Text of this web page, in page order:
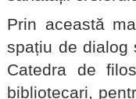
Prin această
spațiu de dialog
Catedra de
bibliotecari,